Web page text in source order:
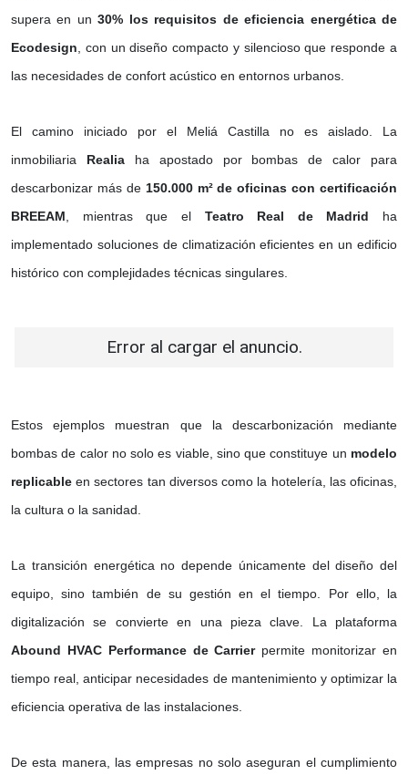
supera en un30% los requisitos de eficiencia energética de
Ecodesign, con un diseño compacto y silencioso que responde a
las necesidades de confort acústico en entornos urbanos.
El camino iniciado por el Meliá Castilla no es aislado. La
inmobiliaria Realiaha apostado por bombas de calor para
descarbonizar más de 150.000 m² de oficinas con certificación
BREEAM, mientras que el Teatro Real de Madrid ha
implementado soluciones de climatización eficientes en un edificio
histórico con complejidades técnicas singulares.
Error al cargar el anuncio.
Estos ejemplos muestran que la descarbonización mediante
bombas de calor no solo es viable, sino que constituye un modelo
replicable en sectores tan diversos como la hotelería, las oficinas,
la cultura o la sanidad.
La transición energética no depende únicamente del diseño del
equipo, sino también de su gestión en el tiempo. Por ello, la
digitalización se convierte en una pieza clave. La plataforma
Abound HVAC Performance de Carrierpermite monitorizar en
tiempo real, anticipar necesidades de mantenimiento y optimizar la
eficiencia operativa de las instalaciones.
De esta manera, las empresas no solo aseguran el cumplimiento